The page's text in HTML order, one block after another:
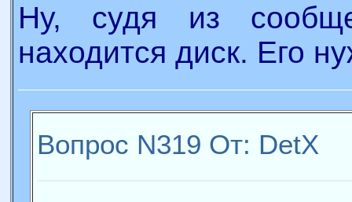
Ну, судя из
находится диск. Его
Вопрос N319 От: DetX